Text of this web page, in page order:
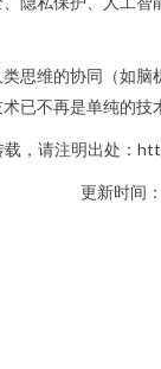
思维的协同（如
已不再是单纯的
载，请注明出处：
更新时间